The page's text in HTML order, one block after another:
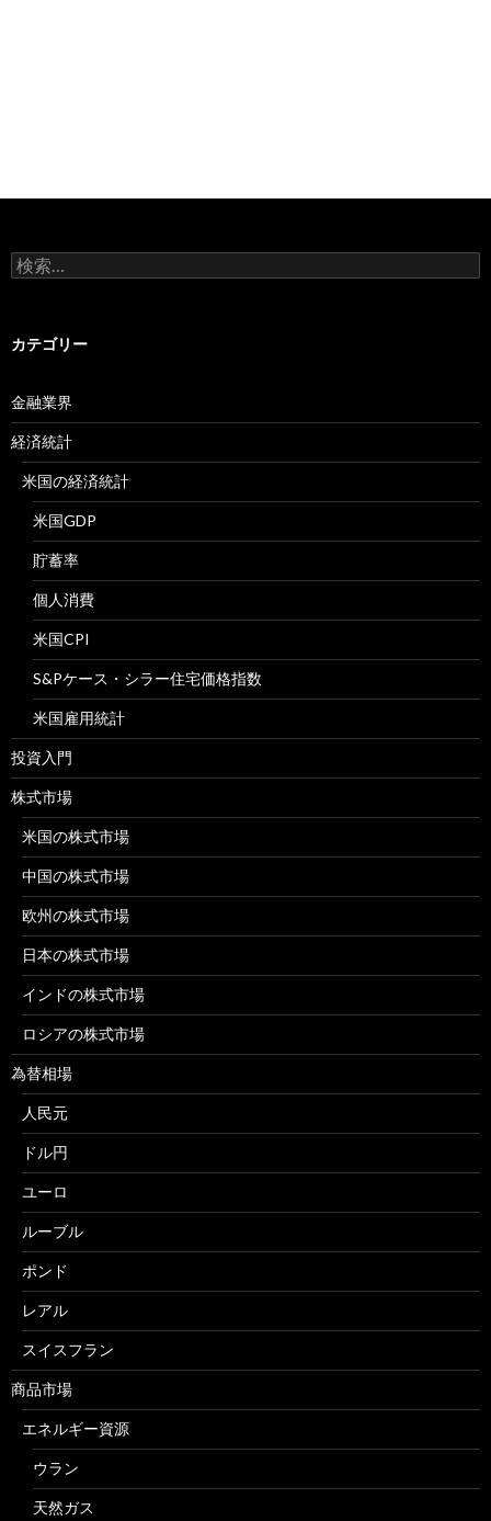
検
索:
カテゴリー
金融業界
経済統計
米国の経済統計
米国GDP
貯蓄率
個人消費
米国CPI
S&Pケース・シラー住宅価格指数
米国雇用統計
投資入門
株式市場
米国の株式市場
中国の株式市場
欧州の株式市場
日本の株式市場
インドの株式市場
ロシアの株式市場
為替相場
人民元
ドル円
ユーロ
ルーブル
ポンド
レアル
スイスフラン
商品市場
エネルギー資源
ウラン
天然ガス